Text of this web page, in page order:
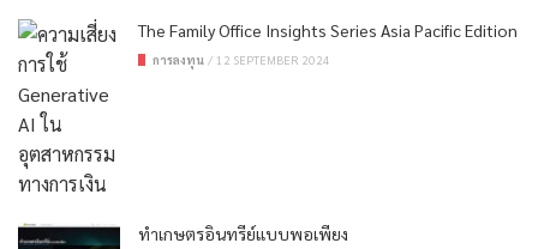
The Family Office Insights Series Asia Pacific Edition
การลงทุน / 12 SEPTEMBER 2024
ทำเกษตรอินทรีย์แบบพอเพียง